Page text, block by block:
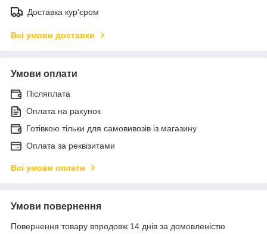
Доставка кур'єром
Всі умови доставки
Умови оплати
Післяплата
Оплата на рахунок
Готівкою тільки для самовивозів із магазину
Оплата за реквізитами
Всі умови оплати
Умови повернення
Повернення товару впродовж 14 днів за домовленістю